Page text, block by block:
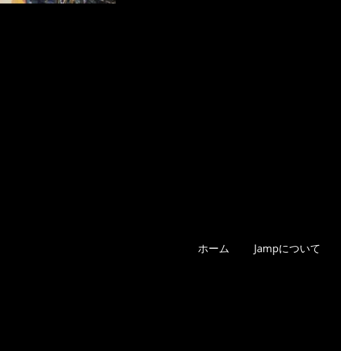
ホーム Jampについて